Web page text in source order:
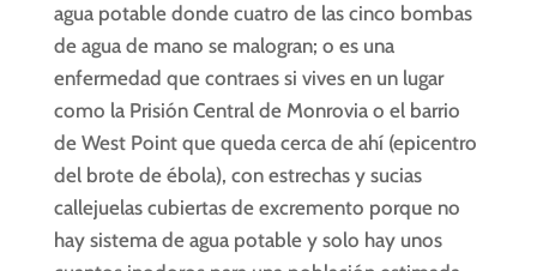
agua potable donde cuatro de las cinco bombas
de agua de mano se malogran; o es una
enfermedad que contraes si vives en un lugar
como la Prisión Central de Monrovia o el barrio
de West Point que queda cerca de ahí (epicentro
del brote de ébola), con estrechas y sucias
callejuelas cubiertas de excremento porque no
hay sistema de agua potable y solo hay unos